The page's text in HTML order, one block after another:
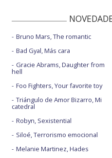
Bruno Mars, The romantic
Bad Gyal, Más cara
Gracie Abrams, Daughter from
hell
Foo Fighters, Your favorite toy
Triángulo de Amor Bizarro, Mi
catedral
Robyn, Sexistential
Siloé, Terrorismo emocional
Melanie Martinez, Hades